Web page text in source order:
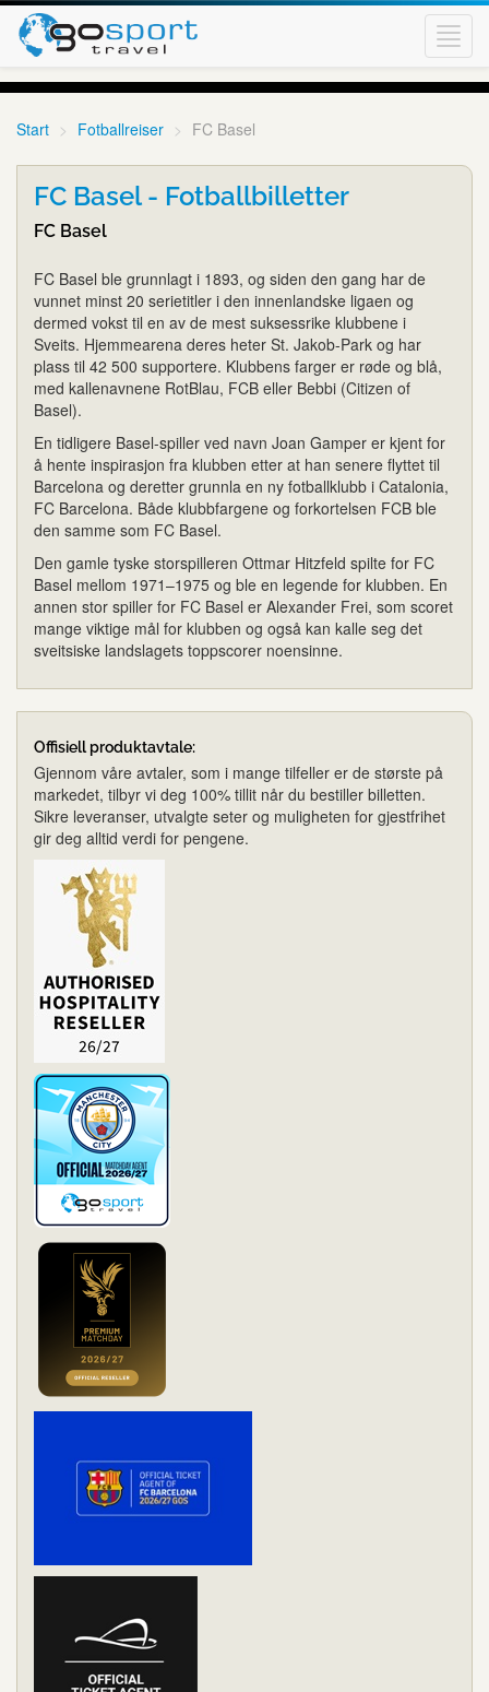
Start Fotballreiser FC Basel
FC Basel - Fotballbilletter
FC Basel
FC Basel ble grunnlagt i 1893, og siden den gang har de
vunnet minst 20 serietitler i den innenlandske ligaen og
dermed vokst til en av de mest suksessrike klubbene i
Sveits. Hjemmearena deres heter St. Jakob-Park og har
plass til 42 500 supportere. Klubbens farger er røde og blå,
med kallenavnene RotBlau, FCB eller Bebbi (Citizen of
Basel).
En tidligere Basel-spiller ved navn Joan Gamper er kjent for
å hente inspirasjon fra klubben etter at han senere flyttet til
Barcelona og deretter grunnla en ny fotballklubb i Catalonia,
FC Barcelona. Både klubbfargene og forkortelsen FCB ble
den samme som FC Basel.
Den gamle tyske storspilleren Ottmar Hitzfeld spilte for FC
Basel mellom 1971–1975 og ble en legende for klubben. En
annen stor spiller for FC Basel er Alexander Frei, som scoret
mange viktige mål for klubben og også kan kalle seg det
sveitsiske landslagets toppscorer noensinne.
Offisiell produktavtale:
Gjennom våre avtaler, som i mange tilfeller er de største på
markedet, tilbyr vi deg 100% tillit når du bestiller billetten.
Sikre leveranser, utvalgte seter og muligheten for gjestfrihet
gir deg alltid verdi for pengene.